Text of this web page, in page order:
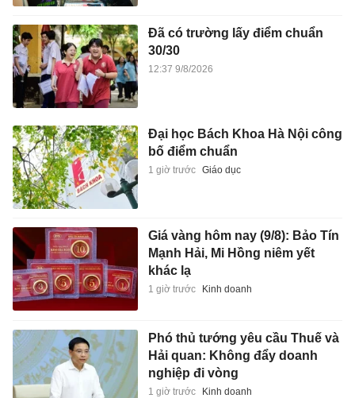
Đã có trường lấy điểm chuẩn
30/30
12:37 9/8/2026
Đại học Bách Khoa Hà Nội công
bố điểm chuẩn
1 giờ trước Giáo dục
Giá vàng hôm nay (9/8): Bảo Tín
Mạnh Hải, Mi Hồng niêm yết
khác lạ
1 giờ trước Kinh doanh
Phó thủ tướng yêu cầu Thuế và
Hải quan: Không đẩy doanh
nghiệp đi vòng
1 giờ trước Kinh doanh